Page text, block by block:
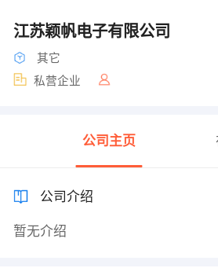
江苏颖帆电子有限公司
其它
私营企业
公司主页
公司介绍
暂无介绍